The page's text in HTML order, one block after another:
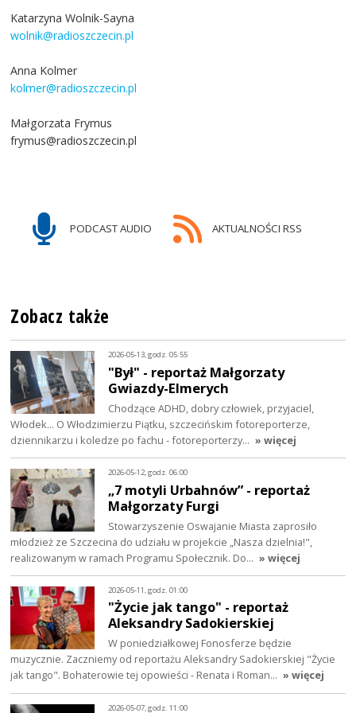
Katarzyna Wolnik-Sayna
wolnik@radioszczecin.pl
Anna Kolmer
kolmer@radioszczecin.pl
Małgorzata Frymus
frymus@radioszczecin.pl
PODCAST AUDIO AKTUALNOŚCI RSS
Zobacz także
2026-05-13, godz. 05:55
"Był" - reportaż Małgorzaty
Gwiazdy-Elmerych
Chodzące ADHD, dobry człowiek, przyjaciel,
Włodek... O Włodzimierzu Piątku, szczecińskim fotoreporterze,
dziennikarzu i koledze po fachu - fotoreporterzy… » więcej
2026-05-12, godz. 06:00
„7 motyli Urbahnów” - reportaż
Małgorzaty Furgi
Stowarzyszenie Oswajanie Miasta zaprosiło
młodzież ze Szczecina do udziału w projekcie „Nasza dzielnia!",
realizowanym w ramach Programu Społecznik. Do… » więcej
2026-05-11, godz. 01:00
"Życie jak tango" - reportaż
Aleksandry Sadokierskiej
W poniedziałkowej Fonosferze będzie
muzycznie. Zaczniemy od reportażu Aleksandry Sadokierskiej "Życie
jak tango". Bohaterowie tej opowieści - Renata i Roman… » więcej
2026-05-07, godz. 11:00